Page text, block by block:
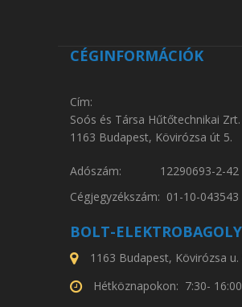
CÉGINFORMÁCIÓK
Cím:
Soós és Társa Hűtőtechnikai Zrt.
1163 Budapest, Kövirózsa út 5.
Adószám: 12290693-2-42
Cégjegyzékszám: 01-10-043543
BOLT-ELEKTROBAGOLY
1163 Budapest, Kövirózsa u.
Hétköznapokon: 7:30- 16:00